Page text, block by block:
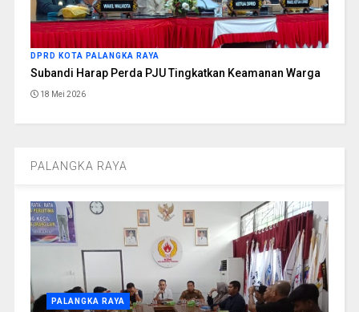
DPRD KOTA PALANGKA RAYA
Subandi Harap Perda PJU Tingkatkan Keamanan Warga
18 Mei 2026
PALANGKA RAYA
PALANGKA RAYA